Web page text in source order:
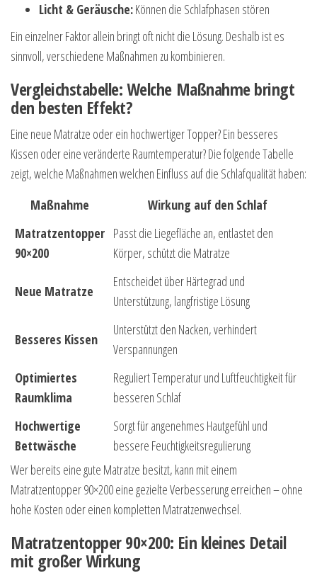
Licht & Geräusche:Können die Schlafphasen stören
Ein einzelner Faktor allein bringt oft nicht die Lösung. Deshalb ist es
sinnvoll, verschiedene Maßnahmen zu kombinieren.
Vergleichstabelle: Welche Maßnahme bringt
den besten Effekt?
Eine neue Matratze oder ein hochwertiger Topper? Ein besseres
Kissen oder eine veränderte Raumtemperatur? Die folgende Tabelle
zeigt, welche Maßnahmen welchen Einfluss auf die Schlafqualität haben:
Maßnahme
Wirkung auf den Schlaf
Matratzentopper
90×200
Passt die Liegefläche an, entlastet den
Körper, schützt die Matratze
Neue Matratze
Entscheidet über Härtegrad und
Unterstützung, langfristige Lösung
Besseres Kissen
Unterstützt den Nacken, verhindert
Verspannungen
Optimiertes
Raumklima
Reguliert Temperatur und Luftfeuchtigkeit für
besseren Schlaf
Hochwertige
Bettwäsche
Sorgt für angenehmes Hautgefühl und
bessere Feuchtigkeitsregulierung
Wer bereits eine gute Matratze besitzt, kann mit einem
Matratzentopper 90×200 eine gezielte Verbesserung erreichen – ohne
hohe Kosten oder einen kompletten Matratzenwechsel.
Matratzentopper 90×200: Ein kleines Detail
mit großer Wirkung